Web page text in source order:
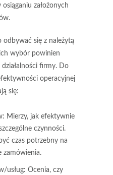
założonych
się z należytą
wybór powinien
firmy. Do
operacyjnej
się:
: Mierzy, jak efektywnie
czynności.
czas potrzebny na
zamówienia.
usług: Ocenia, czy